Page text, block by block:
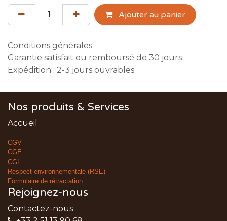
Ajouter au panier
Conditions générales
Garantie satisfait ou remboursé de 30 jours
Expédition : 2-3 jours ouvrables
Nos produits & Services
Accueil
CGV
CGE
CGL
Respect environnementale (RSE)
Formulaire de rétractation
Rejoignez-nous
Contactez-nous